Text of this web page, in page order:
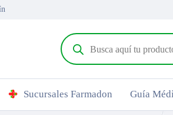
Sucursales Farmadon Guía